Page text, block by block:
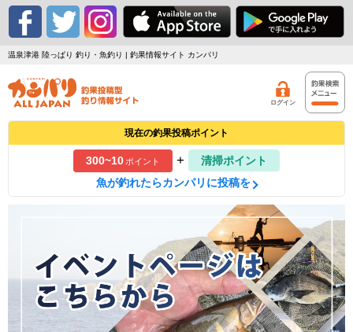
温泉津港 陸っぱり 釣り・魚釣り | 釣果情報サイト カンパリ
ログイン
現在の釣果投稿ポイント
300~10ポイント +
清掃ポイント
魚が釣れたらカンパリに投稿を